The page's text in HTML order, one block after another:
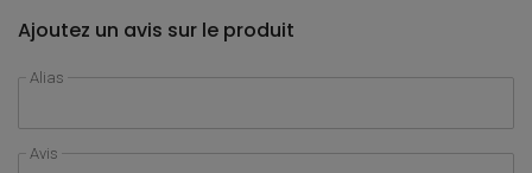
Ajoutez un avis sur le produit
Alias
Avis